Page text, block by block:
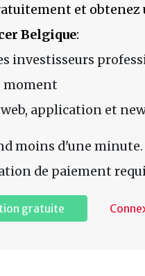
et obtenez
Belgique:
investisseurs
moment
application et
moins d'une minute.
de paiement
gratuite